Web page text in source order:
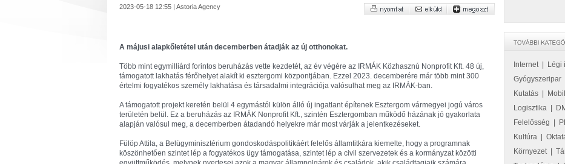
2023-05-18 12:55 | Astoria Agency
A májusi alapkőletétel után decemberben átadják az új otthonokat.
Több mint egymilliárd forintos beruházás vette kezdetét, az év végére az IRMÁK Közhasznú Nonprofit Kft. 48 új,
támogatott lakhatás férőhelyet alakít ki esztergomi központjában. Ezzel 2023. decemberére már több mint 300
értelmi fogyatékos személy lakhatása és társadalmi integrációja valósulhat meg az IRMÁK-ban.
A támogatott projekt keretén belül 4 egymástól külön álló új ingatlant építenek Esztergom vármegyei jogú város
területén belül. Ez a beruházás az IRMÁK Nonprofit Kft., szintén Esztergomban működő házának jó gyakorlata
alapján valósul meg, a decemberben átadandó helyekre már most várják a jelentkezéseket.
Fülöp Attila, a Belügyminisztérium gondoskodáspolitikáért felelős államtitkára kiemelte, hogy a programnak
köszönhetően szintet lép a fogyatékos ügy támogatása, szintet lép a civil szervezetek és a kormányzat közötti
Internet| Légi
Gyógyszeripar
Kutatás
Mobil
Logisztika
Felelősség
Kultúra
Környezet|